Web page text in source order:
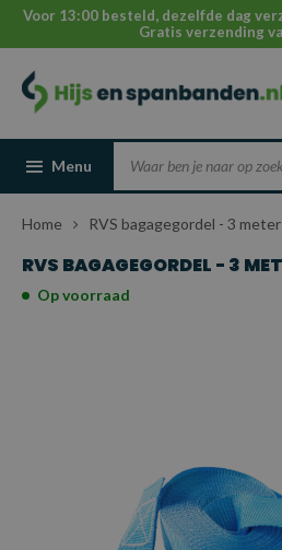
Voor 13:00 besteld, dezelfde dag
Gratis verzending
Menu
Home RVS bagagegordel - 3
RVS BAGAGEGORDEL - 3
Op voorraad